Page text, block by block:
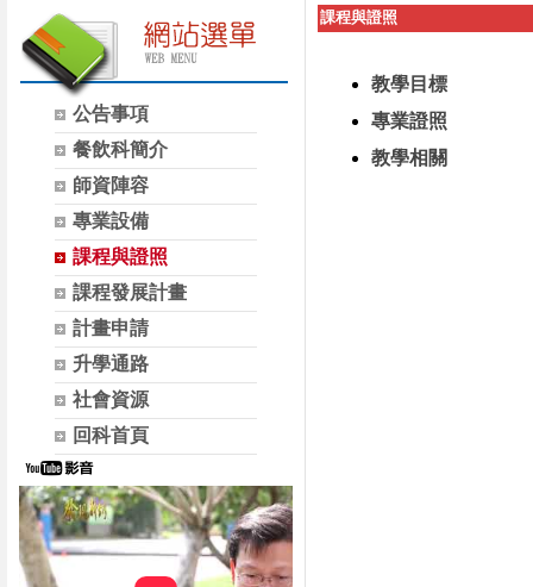
公告事項
餐飲科簡介
師資陣容
專業設備
課程與證照
課程發展計畫
計畫申請
升學通路
社會資源
回科首頁
課程與證照
教學目標
專業證照
教學相關